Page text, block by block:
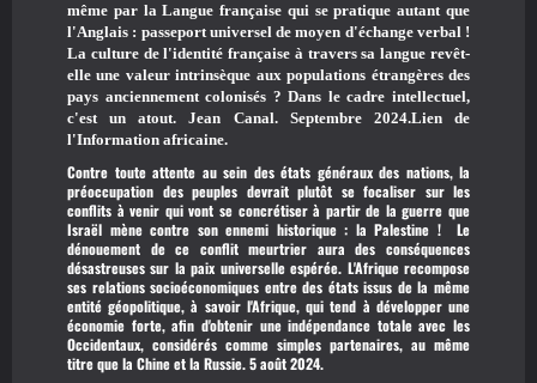
même par la Langue française qui se pratique autant que
l'Anglais : passeport universel de moyen d'échange verbal !
La culture de l'identité française à travers sa langue revêt-
elle une valeur intrinsèque aux populations étrangères des
pays anciennement colonisés ? Dans le cadre intellectuel,
c'est un atout. Jean Canal. Septembre 2024.Lien de
l'Information africaine.
Contre toute attente au sein des états généraux des nations, la
préoccupation des peuples devrait plutôt se focaliser sur les
conflits à venir qui vont se concrétiser à partir de la guerre que
Israël mène contre son ennemi historique : la Palestine ! Le
dénouement de ce conflit meurtrier aura des conséquences
désastreuses sur la paix universelle espérée. L'Afrique recompose
ses relations socioéconomiques entre des états issus de la même
entité géopolitique, à savoir l'Afrique, qui tend à développer une
économie forte, afin d'obtenir une indépendance totale avec les
Occidentaux, considérés comme simples partenaires, au même
titre que la Chine et la Russie. 5 août 2024.